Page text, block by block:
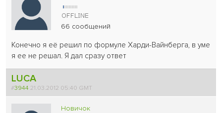
66 сообщений
Конечно я её решил по формуле Харди-Вайнберга, в уме
я ее не решал. Я дал сразу ответ
LUCA
#3944 21.03.2012 05:40 GMT
Новичок